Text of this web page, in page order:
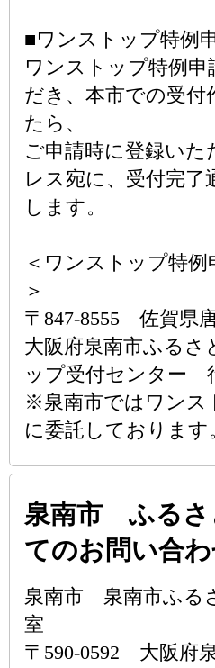
■ワンストップ特例
ワンストップ特例申
だき、本市での受付
たら、
ご申請時に登録いた
レス宛に、受付完了
します。
＜ワンストップ特例
＞
〒847-8555 佐賀県
大阪府泉南市ふる
ップ受付センター
※泉南市ではワンス
に委託しております
泉南市 ふるさ
てのお問い合
泉南市 泉南市ふる
室
〒590-0592 大阪府